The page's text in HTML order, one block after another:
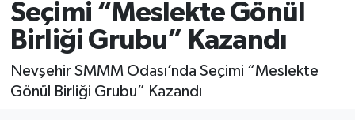
Seçimi “Meslekte Gönül
Birliği Grubu” Kazandı
Nevşehir SMMM Odası’nda Seçimi “Meslekte
Gönül Birliği Grubu” Kazandı